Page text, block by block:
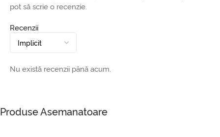
Recenzii
Nu există recenzii până acum.
pot să scrie o recenzie.
Produse Asemanatoare